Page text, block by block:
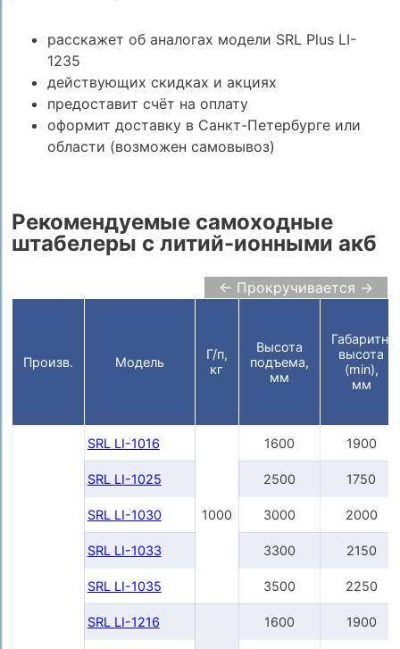
расскажет об аналогах модели SRL Plus LI-
1235
действующих скидках и акциях
предоставит счёт на оплату
оформит доставку в Санкт-Петербурге или
области (возможен самовывоз)
Рекомендуемые самоходные
штабелеры с литий-ионными акб
← Прокручивается →
Произв. Модель
Г/п,
кг
Высота
подъема,
мм
Габаритн.
высота
(min),
мм
SRL LI-1016
1000
1600 1900
SRL LI-1025 2500 1750
SRL LI-1030 3000 2000
SRL LI-1033 3300 2150
SRL LI-1035 3500 2250
SRL LI-1216 1600 1900